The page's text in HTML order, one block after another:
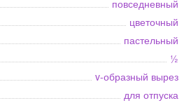
повседневный
цветочный
пастельный
½
v-образный вырез
для отпуска